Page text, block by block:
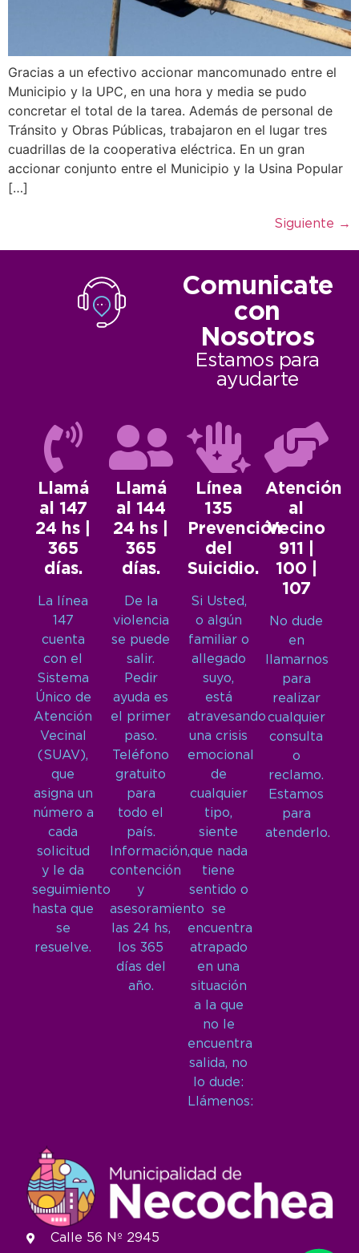
Gracias a un efectivo accionar mancomunado entre el
Municipio y la UPC, en una hora y media se pudo
concretar el total de la tarea. Además de personal de
Tránsito y Obras Públicas, trabajaron en el lugar tres
cuadrillas de la cooperativa eléctrica. En un gran
accionar conjunto entre el Municipio y la Usina Popular
[…]
Siguiente →
Comunicate
con
Nosotros
Estamos para
ayudarte
Llamá
al 147
24 hs |
365
días.
La línea
147
cuenta
con el
Sistema
Único de
Atención
Vecinal
(SUAV),
que
asigna un
número a
cada
solicitud
y le da
seguimiento
hasta que
se
resuelve.
Llamá
al 144
24 hs |
365
días.
De la
violencia
se puede
salir.
Pedir
ayuda es
el primer
paso.
Teléfono
gratuito
para
todo el
país.
Información,
contención
y
asesoramiento
las 24 hs,
los 365
días del
año.
Línea
135
Prevención
del
Suicidio.
Si Usted,
o algún
familiar o
allegado
suyo,
está
atravesando
una crisis
emocional
de
cualquier
tipo,
siente
que nada
tiene
sentido o
se
encuentra
atrapado
en una
situación
a la que
no le
encuentra
salida, no
lo dude:
Llámenos:
Atención
al
Vecino
911 |
100 |
107
No dude
en
llamarnos
para
realizar
cualquier
consulta
o
reclamo.
Estamos
para
atenderlo.
Calle 56 Nº 2945